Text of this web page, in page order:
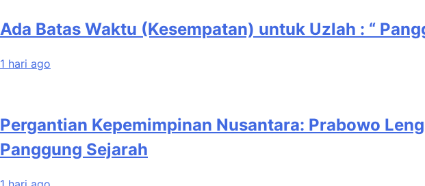
Ada Batas Waktu (Kesempatan) untuk Uzlah : “
1 hari ago
Pergantian Kepemimpinan Nusantara: Prabowo
Panggung Sejarah